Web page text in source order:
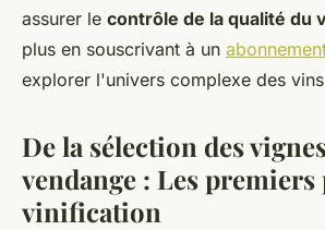
assurer le contrôle de la qualité du
plus en souscrivant à un
explorer l'univers complexe des
De la sélection des
vendange : Les premiers
vinification